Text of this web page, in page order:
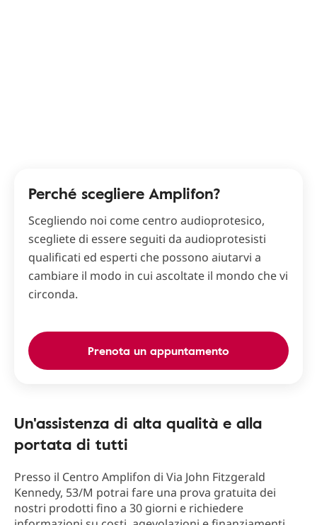
Perché scegliere Amplifon?
Scegliendo noi come centro audioprotesico,
scegliete di essere seguiti da audioprotesisti
qualificati ed esperti che possono aiutarvi a
cambiare il modo in cui ascoltate il mondo che vi
circonda.
Prenota un appuntamento
Un'assistenza di alta qualità e alla
portata di tutti
Presso il Centro Amplifon di Via John Fitzgerald
Kennedy, 53/M potrai fare una prova gratuita dei
nostri prodotti fino a 30 giorni e richiedere